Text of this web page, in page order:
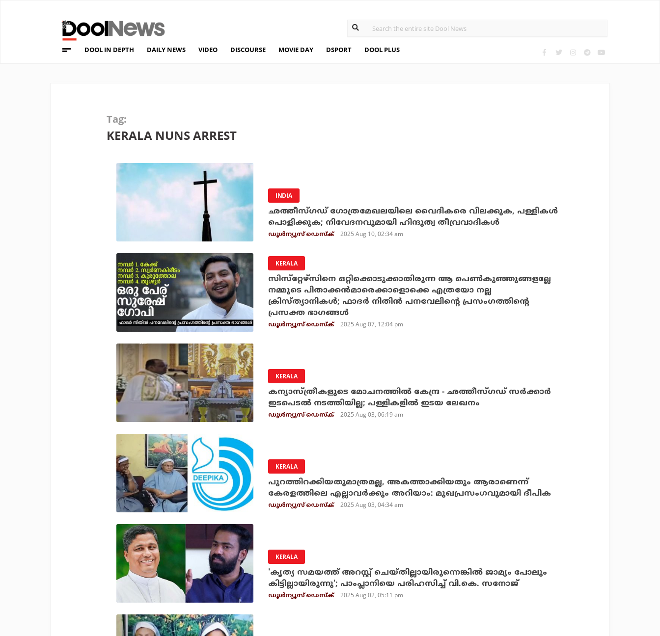
DOOL IN DEPTH DAILY NEWS VIDEO DISCOURSE MOVIE DAY DSPORT DOOL PLUS
Tag:
KERALA NUNS ARREST
INDIA
ഛത്തീസ്ഗഡ് ഗോത്രമേഖലയിലെ വൈദികരെ വിലക്കുക, പള്ളികള്‍
പൊളിക്കുക; നിവേദനവുമായി ഹിന്ദുത്വ തീവ്രവാദികള്‍
ഡൂള്‍ന്യൂസ് ഡെസ്‌ക് 2025 Aug 10, 02:34 am
KERALA
സിസ്‌റ്റേഴ്‌സിനെ ഒറ്റിക്കൊടുക്കാതിരുന്ന ആ പെണ്‍കുഞ്ഞുങ്ങളല്ലേ
നമ്മുടെ പിതാക്കന്‍മാരെക്കാളൊക്കെ എത്രയോ നല്ല
ക്രിസ്ത്യാനികള്‍; ഫാദര്‍ നിതിന്‍ പനവേലിന്റെ പ്രസംഗത്തിന്റെ
പ്രസക്ത ഭാഗങ്ങള്‍
ഡൂള്‍ന്യൂസ് ഡെസ്‌ക് 2025 Aug 07, 12:04 pm
KERALA
കന്യാസ്ത്രീകളുടെ മോചനത്തിൽ കേന്ദ്ര - ഛത്തീസ്ഗഡ് സർക്കാർ
ഇടപെടൽ നടത്തിയില്ല; പള്ളികളിൽ ഇടയ ലേഖനം
ഡൂള്‍ന്യൂസ് ഡെസ്‌ക് 2025 Aug 03, 06:19 am
KERALA
പുറത്തിറക്കിയതുമാത്രമല്ല, അകത്താക്കിയതും ആരാണെന്ന്
കേരളത്തിലെ എല്ലാവര്‍ക്കും അറിയാം: മുഖപ്രസംഗവുമായി ദീപിക
ഡൂള്‍ന്യൂസ് ഡെസ്‌ക് 2025 Aug 03, 04:34 am
KERALA
'കൃത്യ സമയത്ത് അറസ്റ്റ് ചെയ്തില്ലായിരുന്നെങ്കില്‍ ജാമ്യം പോലും
കിട്ടില്ലായിരുന്നു'; പാംപ്ലാനിയെ പരിഹസിച്ച് വി.കെ. സനോജ്
ഡൂള്‍ന്യൂസ് ഡെസ്‌ക് 2025 Aug 02, 05:11 pm